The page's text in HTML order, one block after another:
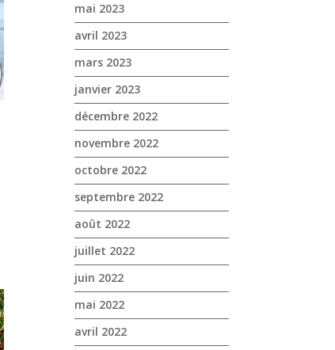
mai 2023
avril 2023
mars 2023
janvier 2023
décembre 2022
novembre 2022
octobre 2022
septembre 2022
août 2022
juillet 2022
juin 2022
mai 2022
avril 2022